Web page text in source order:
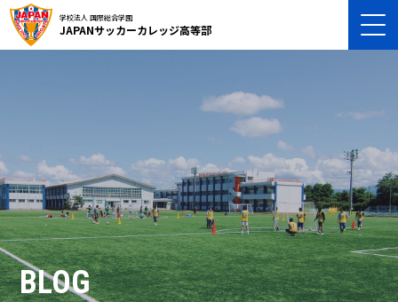
学校法人 国際総合学園
JAPANサッカーカレッジ高等部
BLOG